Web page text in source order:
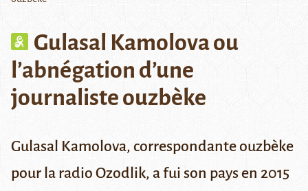
Gulasal Kamolova ou
l’abnégation d’une
journaliste ouzbèke
Gulasal Kamolova, correspondante ouzbèke
pour la radio Ozodlik, a fui son pays en 2015